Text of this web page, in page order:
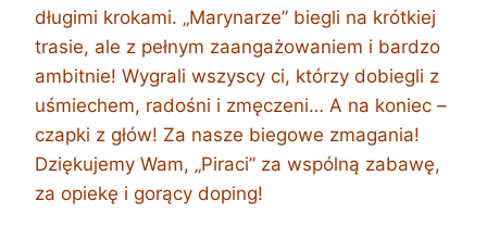
długimi krokami. „Marynarze” biegli na krótkiej
trasie, ale z pełnym zaangażowaniem i bardzo
ambitnie! Wygrali wszyscy ci, którzy dobiegli z
uśmiechem, radośni i zmęczeni… A na koniec –
czapki z głów! Za nasze biegowe zmagania!
Dziękujemy Wam, „Piraci” za wspólną zabawę,
za opiekę i gorący doping!